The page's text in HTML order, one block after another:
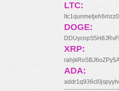
LTC:
DOGE:
XRP:
ADA: